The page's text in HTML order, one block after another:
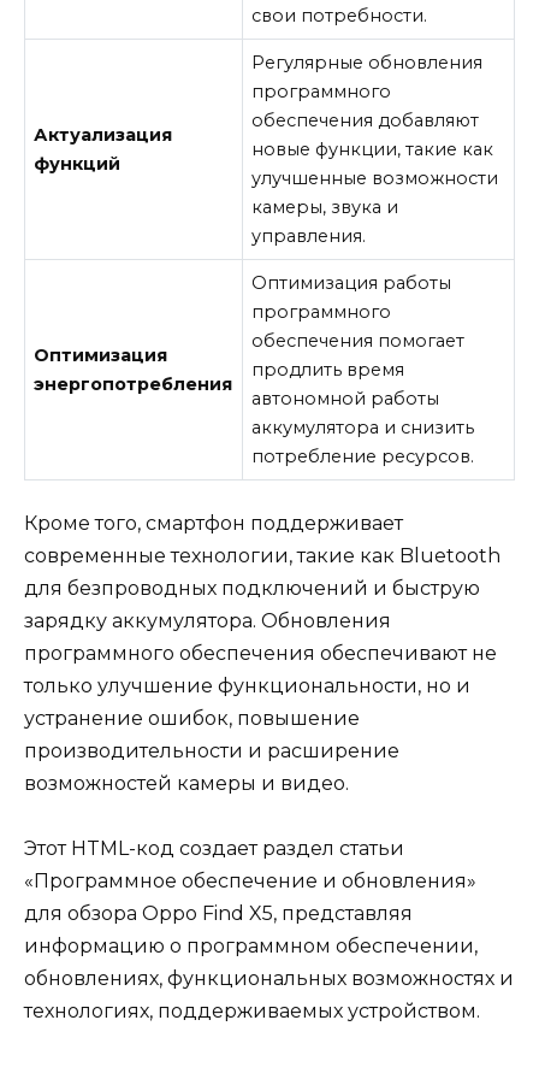
свои потребности.
Актуализация
функций
Регулярные обновления
программного
обеспечения добавляют
новые функции, такие как
улучшенные возможности
камеры, звука и
управления.
Оптимизация
энергопотребления
Оптимизация работы
программного
обеспечения помогает
продлить время
автономной работы
аккумулятора и снизить
потребление ресурсов.
Кроме того, смартфон поддерживает
современные технологии, такие как Bluetooth
для безпроводных подключений и быструю
зарядку аккумулятора. Обновления
программного обеспечения обеспечивают не
только улучшение функциональности, но и
устранение ошибок, повышение
производительности и расширение
возможностей камеры и видео.
Этот HTML-код создает раздел статьи
«Программное обеспечение и обновления»
для обзора Oppo Find X5, представляя
информацию о программном обеспечении,
обновлениях, функциональных возможностях и
технологиях, поддерживаемых устройством.